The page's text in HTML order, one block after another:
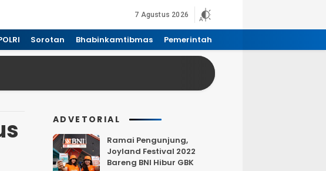
7 Agustus 2026
Sorotan Bhabinkamtibmas Pemerintah
ADVETORIAL
Ramai Pengunjung,
Joyland Festival 2022
Bareng BNI Hibur GBK